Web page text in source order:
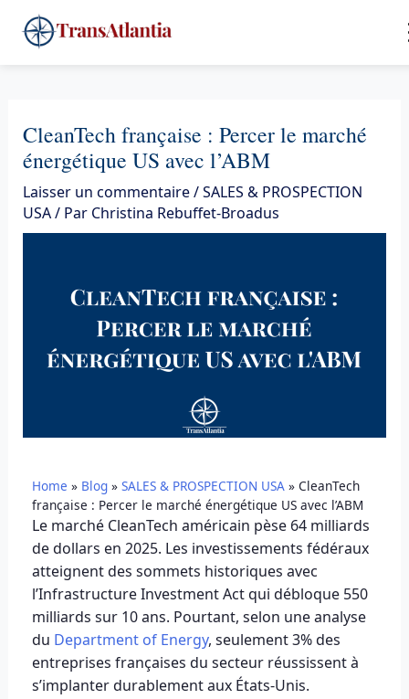
au
contenu
CleanTech française : Percer le marché
énergétique US avec l’ABM
Laisser un commentaire/SALES & PROSPECTION
USA/ Par Christina Rebuffet-Broadus
Home » Blog» SALES & PROSPECTION USA» CleanTech
française : Percer le marché énergétique US avec l’ABM
Le marché CleanTech américain pèse 64 milliards
de dollars en 2025. Les investissements fédéraux
atteignent des sommets historiques avec
l’Infrastructure Investment Act qui débloque 550
milliards sur 10 ans. Pourtant, selon une analyse
du Department of Energy, seulement 3% des
entreprises françaises du secteur réussissent à
s’implanter durablement aux États-Unis.